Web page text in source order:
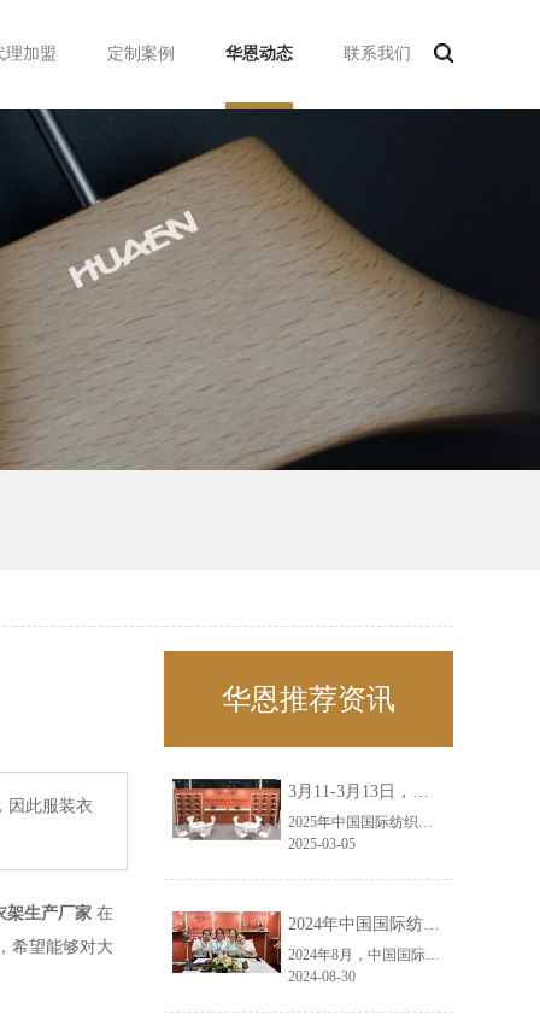
理加盟 定制案例 华恩动态 联系我们
因此服装衣
架生产厂家 在
希望能够对大
华恩推荐资讯
3月11-3月13日，华恩诚邀您共赴上海面辅料春夏展——华恩
2025年中国国际纺织面料及辅料（春夏）博览会即将盛大开启！感谢您对华恩品牌的关注！3.11-3.13，杭州华恩（LEMONLEE）诚邀您共赴这场春日的宴会！
2025-03-05
2024年中国国际纺织面料及辅料（秋冬）博览会完美收官！——华恩
2024年8月，中国国际纺织面料及辅料（秋冬）博览会完美收官！作为一家拥有30年历史的专业衣架制造商，我们非常荣幸能够参与这一盛会，并在此期间与众多客户进行了广泛而深入的交流。
2024-08-30